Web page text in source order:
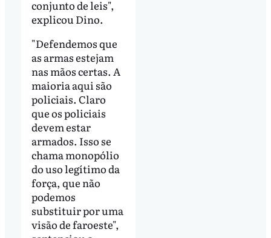
conjunto de leis",
explicou Dino.
"Defendemos que
as armas estejam
nas mãos certas. A
maioria aqui são
policiais. Claro
que os policiais
devem estar
armados. Isso se
chama monopólio
do uso legítimo da
força, que não
podemos
substituir por uma
visão de faroeste",